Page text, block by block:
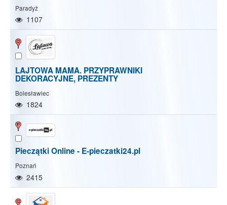
Paradyż
1107
LAJTOWA MAMA. PRZYPRAWNIKI
DEKORACYJNE, PREZENTY
Bolesławiec
1824
Pieczątki Online - E-pieczatki24.pl
Poznań
2415